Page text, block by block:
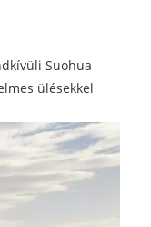
Suohua
ülésekkel